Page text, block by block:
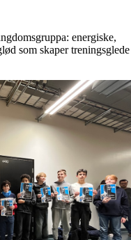
energiske,
som skaper treningsglede